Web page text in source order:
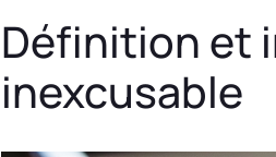
Définition et
inexcusable